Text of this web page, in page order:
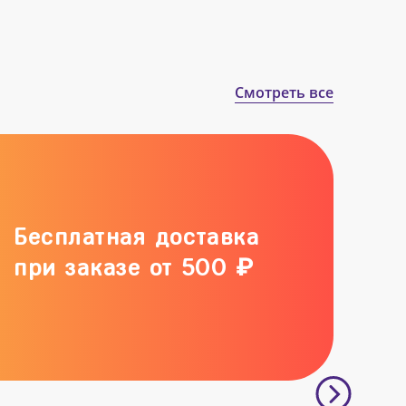
Смотреть все
Бесплатная доставка
при заказе от 500 ₽